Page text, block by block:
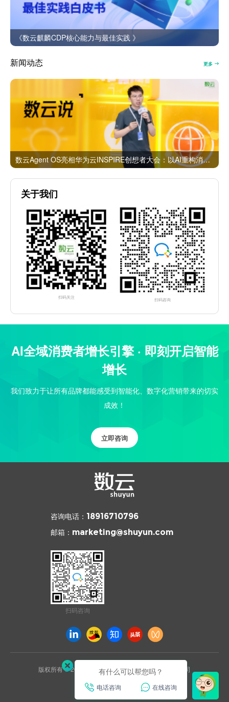
《数云麒麟CDP核心能力与最佳实践 》
新闻动态 更多
数云Agent OS亮相华为云INSPIRE创想者大会：以AI重构消费者运营与零售营销新范式
关于我们
扫码关注 扫码咨询
AI全域消费者增长引擎 · 即刻开启智能
增长
我们致力于让所有品牌都能感受到智能化、数字化营销带来的切实
成效！
立即咨询
咨询电话： 18916710796
邮箱： marketing@shuyun.com
扫码咨询
版权所有 © 2026 杭州数云信息技术有限公司上海分公司
沪ICP备2021031892号
已通过ISO27001安全认证
有什么可以帮您吗？
电话咨询 在线咨询